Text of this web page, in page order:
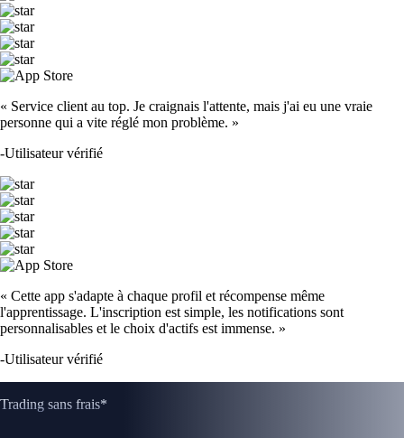
« Service client au top. Je craignais l'attente, mais j'ai eu une vraie
personne qui a vite réglé mon problème. »
-Utilisateur vérifié
« Cette app s'adapte à chaque profil et récompense même
l'apprentissage. L'inscription est simple, les notifications sont
personnalisables et le choix d'actifs est immense. »
-Utilisateur vérifié
Trading sans frais*